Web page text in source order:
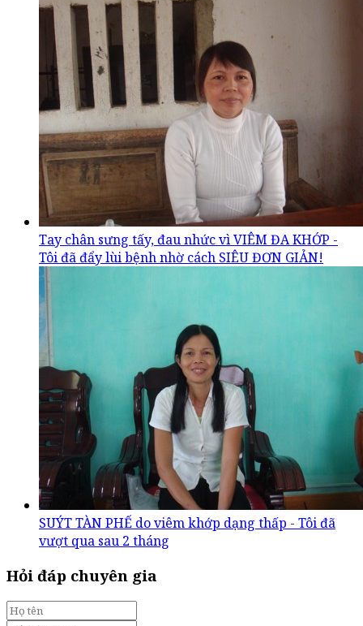
Tay chân sưng tấy, đau nhức vì VIÊM ĐA KHỚP -
Tôi đã đẩy lùi bệnh nhờ cách SIÊU ĐƠN GIẢN!
SUÝT TÀN PHẾ do viêm khớp dạng thấp - Tôi đã
vượt qua sau 2 tháng
Hỏi đáp chuyên gia